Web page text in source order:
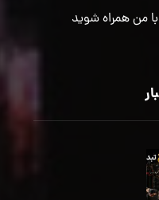
من همراه شوید